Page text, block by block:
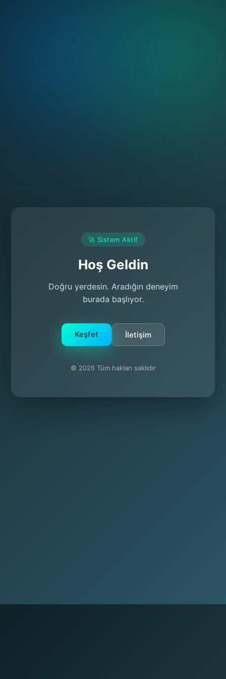
🚀 Sistem Aktif
Hoş Geldin
Doğru yerdesin. Aradığın deneyim
burada başlıyor.
Keşfet İletişim
© 2026 Tüm hakları saklıdır